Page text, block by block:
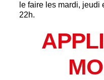
le faire les mardi, jeudi
22h.